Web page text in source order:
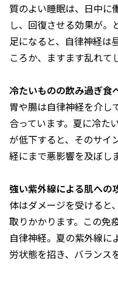
質のよい睡眠は、日中に
し、回復させる効果が。
足になると、自律神経
ころか、ますます乱れて
冷たいものの飲み過ぎ食
胃や腸は自律神経を介し
合っています。夏に冷た
が低下すると、そのサイ
経にまで悪影響を及ぼし
強い紫外線による肌への
体はダメージを受けると
取りかかります。この免
自律神経。夏の紫外線に
労状態を招き、バランス